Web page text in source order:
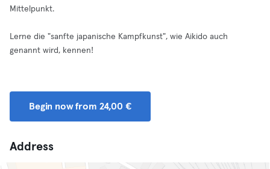
Mittelpunkt.
Lerne die "sanfte japanische Kampfkunst", wie Aikido auch
genannt wird, kennen!
Begin now from 24,00 €
Address